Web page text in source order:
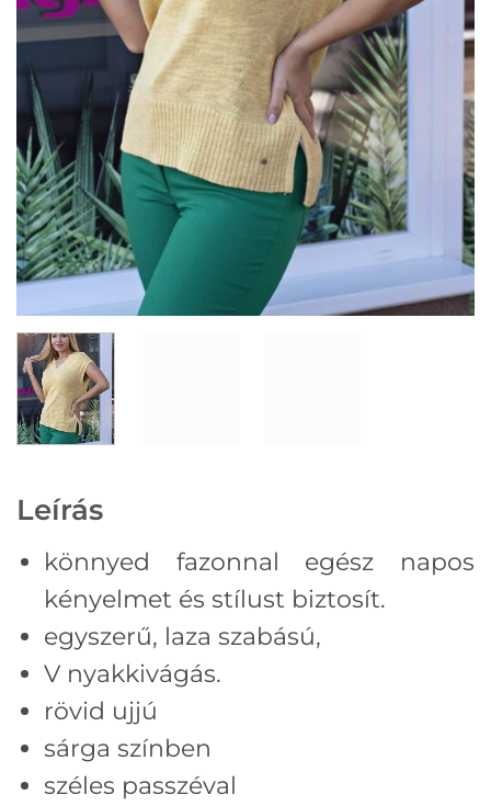
Leírás
könnyed fazonnal egész napos
kényelmet és stílust biztosít.
egyszerű, laza szabású,
V nyakkivágás.
rövid ujjú
sárga színben
széles passzéval